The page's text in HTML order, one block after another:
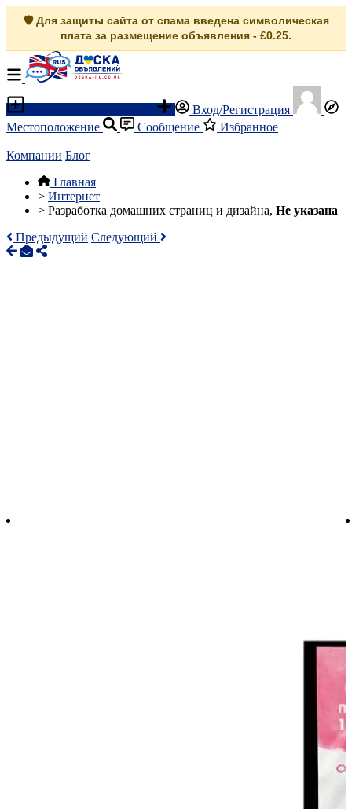
🛡️ Для защиты сайта от спама введена символическая
плата за размещение объявления - £0.25.
Вход/Регистрация
Местоположение
Сообщение Избранное
Компании Блог
Главная
> Интернет
> Pазработкa домашних страниц и дизайна, Не указана
Предыдущий Следующий